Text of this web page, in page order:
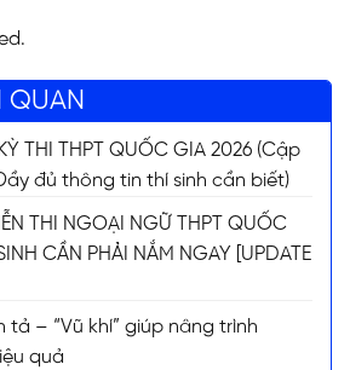
QUAN
KỲ THI THPT QUỐC GIA 2026 (Cập
đủ thông tin thí sinh cần biết)
THI NGOẠI NGỮ THPT QUỐC
CẦN PHẢI NẮM NGAY [UPDATE
tả – “Vũ khí” giúp nâng trình
quả